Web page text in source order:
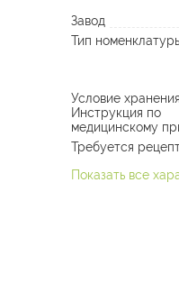
Завод
Тип
Условие хранения
Инструкция по
медицинскому
Требуется
Показать все